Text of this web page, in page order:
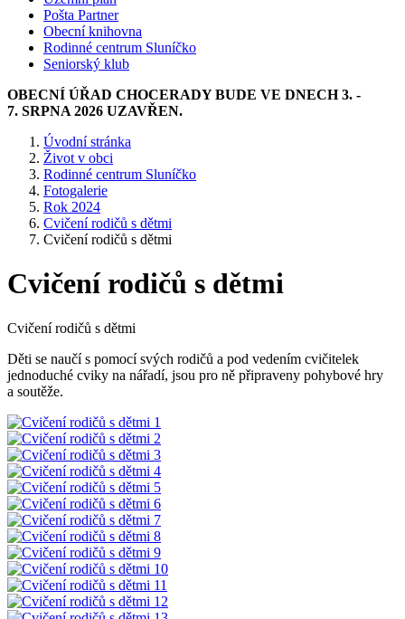
Pošta Partner
Obecní knihovna
Rodinné centrum Sluníčko
Seniorský klub
OBECNÍ ÚŘAD CHOCERADY BUDE VE DNECH 3. -
7. SRPNA 2026 UZAVŘEN.
Úvodní stránka
Život v obci
Rodinné centrum Sluníčko
Fotogalerie
Rok 2024
Cvičení rodičů s dětmi
Cvičení rodičů s dětmi
Cvičení rodičů s dětmi
Cvičení rodičů s dětmi
Děti se naučí s pomocí svých rodičů a pod vedením cvičitelek
jednoduché cviky na nářadí, jsou pro ně připraveny pohybové hry
a soutěže.